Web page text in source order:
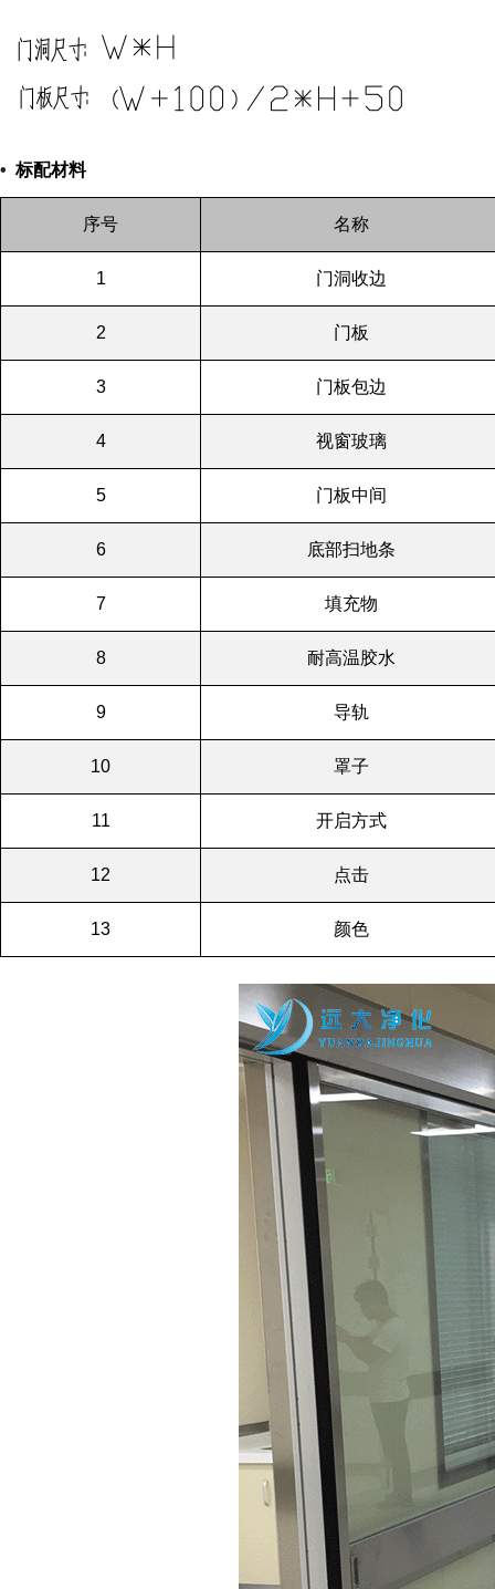
• 标配材料
序号 名称
1 门洞收边
2 门板
3 门板包边
4 视窗玻璃
5 门板中间
6 底部扫地条
7 填充物
8 耐高温胶水
9 导轨
10 罩子
11 开启方式
12 点击
13 颜色